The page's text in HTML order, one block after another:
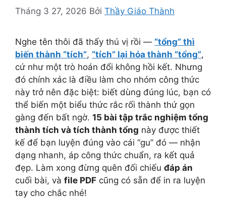
Tháng 3 27, 2026 Bởi Thầy Giáo Thành
Nghe tên thôi đã thấy thú vị rồi — “tổng” thì
biến thành “tích”, “tích” lại hóa thành “tổng”,
cứ như một trò hoán đổi không hồi kết. Nhưng
đó chính xác là điều làm cho nhóm công thức
này trở nên đặc biệt: biết dùng đúng lúc, bạn có
thể biến một biểu thức rắc rối thành thứ gọn
gàng đến bất ngờ. 15 bài tập trắc nghiệm tổng
thành tích và tích thành tổng này được thiết
kế để bạn luyện đúng vào cái “gu” đó — nhận
dạng nhanh, áp công thức chuẩn, ra kết quả
đẹp. Làm xong đừng quên đối chiếu đáp án
cuối bài, và file PDF cũng có sẵn để in ra luyện
tay cho chắc nhé!